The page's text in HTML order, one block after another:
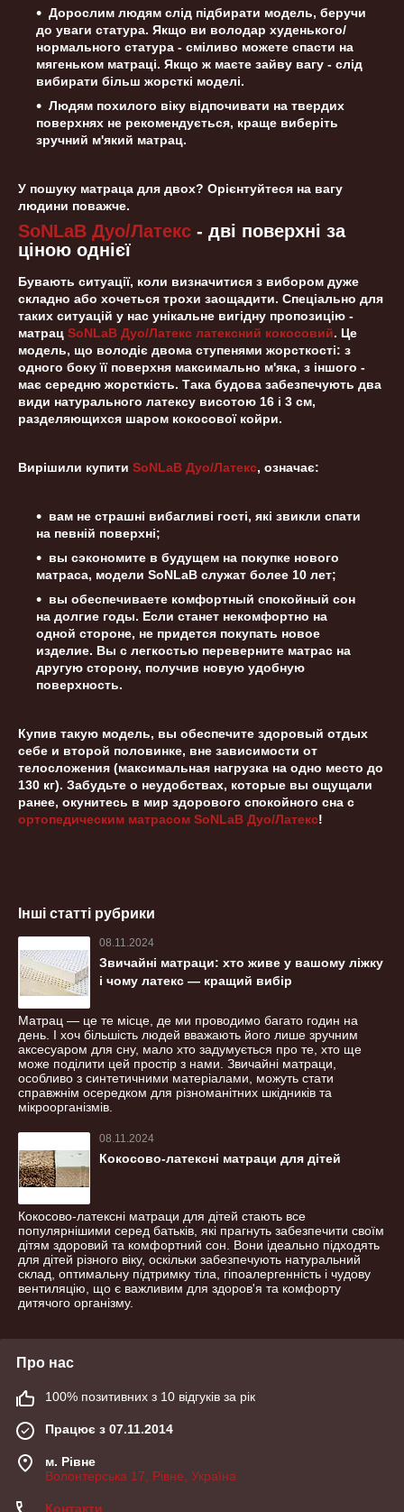
Дорослим людям слід підбирати модель, беручи
до уваги статура. Якщо ви володар худенького/
нормального статура - сміливо можете спасти на
мягеньком матраці. Якщо ж маєте зайву вагу - слід
вибирати більш жорсткі моделі.
Людям похилого віку відпочивати на твердих
поверхнях не рекомендується, краще виберіть
зручний м'який матрац.
У пошуку матраца для двох? Орієнтуйтеся на вагу
людини поважче.
SoNLaB Дуо/Латекс - дві поверхні за
ціною однієї
Бувають ситуації, коли визначитися з вибором дуже
складно або хочеться трохи заощадити. Спеціально для
таких ситуацій у нас унікальне вигідну пропозицію -
матрац SoNLaB Дуо/Латекс латексний кокосовий. Це
модель, що володіє двома ступенями жорсткості: з
одного боку її поверхня максимально м'яка, з іншого -
має середню жорсткість. Така будова забезпечують два
види натурального латексу висотою 16 і 3 см,
разделяющихся шаром кокосової койри.
Вирішили купити SoNLaB Дуо/Латекс, означає:
вам не страшні вибагливі гості, які звикли спати
на певній поверхні;
вы сэкономите в будущем на покупке нового
матраса, модели SoNLaB служат более 10 лет;
вы обеспечиваете комфортный спокойный сон
на долгие годы. Если станет некомфортно на
одной стороне, не придется покупать новое
изделие. Вы с легкостью переверните матрас на
другую сторону, получив новую удобную
поверхность.
Купив такую модель, вы обеспечите здоровый отдых
себе и второй половинке, вне зависимости от
телосложения (максимальная нагрузка на одно место до
130 кг). Забудьте о неудобствах, которые вы ощущали
ранее, окунитесь в мир здорового спокойного сна с
ортопедическим матрасом SoNLaB Дуо/Латекс!
Інші статті рубрики
08.11.2024
Звичайні матраци: хто живе у вашому ліжку
і чому латекс — кращий вибір
Матрац — це те місце, де ми проводимо багато годин на
день. І хоч більшість людей вважають його лише зручним
аксесуаром для сну, мало хто задумується про те, хто ще
може поділити цей простір з нами. Звичайні матраци,
особливо з синтетичними матеріалами, можуть стати
справжнім осередком для різноманітних шкідників та
мікроорганізмів.
08.11.2024
Кокосово-латексні матраци для дітей
Кокосово-латексні матраци для дітей стають все
популярнішими серед батьків, які прагнуть забезпечити своїм
дітям здоровий та комфортний сон. Вони ідеально підходять
для дітей різного віку, оскільки забезпечують натуральний
склад, оптимальну підтримку тіла, гіпоалергенність і чудову
вентиляцію, що є важливим для здоров'я та комфорту
дитячого організму.
Про нас
100% позитивних з 10 відгуків за рік
Працює з 07.11.2014
м. Рівне
Волонтерська 17, Рівне, Україна
Контакти